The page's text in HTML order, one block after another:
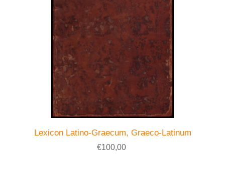
Lexicon Latino-Graecum, Graeco-Latinum
€100,00